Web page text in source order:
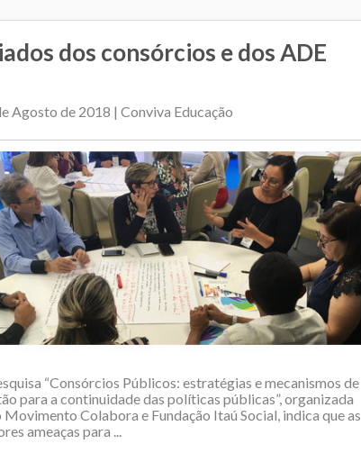
dos consórcios e dos ADE
Agosto de 2018 | Conviva Educação
“Consórcios Públicos: estratégias e mecanismos de
para a continuidade das políticas públicas”, organizada
Movimento Colabora e Fundação Itaú Social, indica que as
ameaças para ...